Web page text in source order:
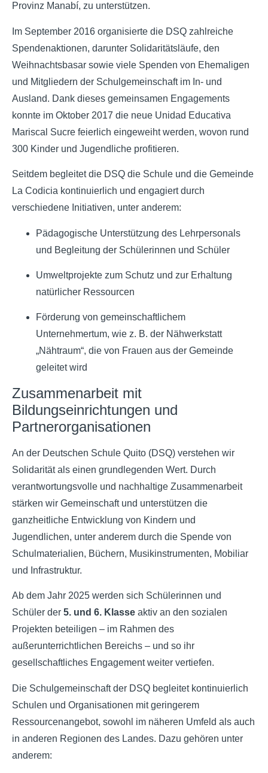
Provinz Manabí, zu unterstützen.
Im September 2016 organisierte die DSQ zahlreiche
Spendenaktionen, darunter Solidaritätsläufe, den
Weihnachtsbasar sowie viele Spenden von Ehemaligen
und Mitgliedern der Schulgemeinschaft im In- und
Ausland. Dank dieses gemeinsamen Engagements
konnte im Oktober 2017 die neue Unidad Educativa
Mariscal Sucre feierlich eingeweiht werden, wovon rund
300 Kinder und Jugendliche profitieren.
Seitdem begleitet die DSQ die Schule und die Gemeinde
La Codicia kontinuierlich und engagiert durch
verschiedene Initiativen, unter anderem:
Pädagogische Unterstützung des Lehrpersonals
und Begleitung der Schülerinnen und Schüler
Umweltprojekte zum Schutz und zur Erhaltung
natürlicher Ressourcen
Förderung von gemeinschaftlichem
Unternehmertum, wie z. B. der Nähwerkstatt
„Nähtraum“, die von Frauen aus der Gemeinde
geleitet wird
Zusammenarbeit mit
Bildungseinrichtungen und
Partnerorganisationen
An der Deutschen Schule Quito (DSQ) verstehen wir
Solidarität als einen grundlegenden Wert. Durch
verantwortungsvolle und nachhaltige Zusammenarbeit
stärken wir Gemeinschaft und unterstützen die
ganzheitliche Entwicklung von Kindern und
Jugendlichen, unter anderem durch die Spende von
Schulmaterialien, Büchern, Musikinstrumenten, Mobiliar
und Infrastruktur.
Ab dem Jahr 2025 werden sich Schülerinnen und
Schüler der 5. und 6. Klasse aktiv an den sozialen
Projekten beteiligen – im Rahmen des
außerunterrichtlichen Bereichs – und so ihr
gesellschaftliches Engagement weiter vertiefen.
Die Schulgemeinschaft der DSQ begleitet kontinuierlich
Schulen und Organisationen mit geringerem
Ressourcenangebot, sowohl im näheren Umfeld als auch
in anderen Regionen des Landes. Dazu gehören unter
anderem: